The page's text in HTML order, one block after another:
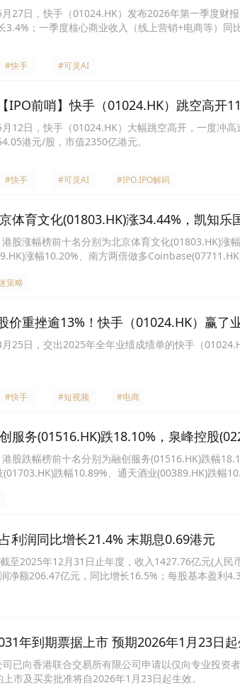
月27日，快手（01024.HK）发布2026年第一季度财
3.4%；一季度核心商业收入（线上营销+电商等）同
#快手 #可灵AI
【IPO前哨】快手（01024.HK）跳空高开
月12日，快手（01024.HK）大幅跳空高开，一度冲
港元/股，市值2350亿港元。
#快手 #可灵AI #IPO.IPO解码
体育文化(01803.HK)涨34.44%，凯知乐
股涨幅榜前十名分别为北京体育文化(01803.HK)
涨幅10.20%、南方两倍做多
策略
价重挫逾13%！快手（01024.HK）赢了
25日，交出2025年全年业绩成绩单的快手（
#快手 #短视频 #电商
服务(01516.HK)跌18.10%，泉峰控股
股跌幅榜前十名分别为融创服务(01516.HK)跌幅
跌幅10.89%、通天酒业(00389.HK)跌幅
利润同比增长21.4% 末期息0.69港元
至2025年12月31日止年度，收入1427.76亿元(人
净额206.47亿元，同比增长16.5%；每股基本盈利
化的优质内容。其他服务收入同比增加27.6%至
年到期票据上市 预期2026年1月23日
司已向香港联合交易所有限公司申请以仅向专业投
市及买卖批准将自2026年1月23日起生效。